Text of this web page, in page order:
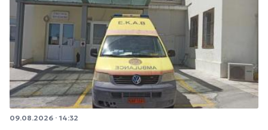
09.08.2026 · 14:32